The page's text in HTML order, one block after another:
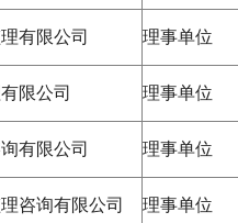
有限公司 理事单位
限公司 理事单位
有限公司 理事单位
咨询有限公司 理事单位